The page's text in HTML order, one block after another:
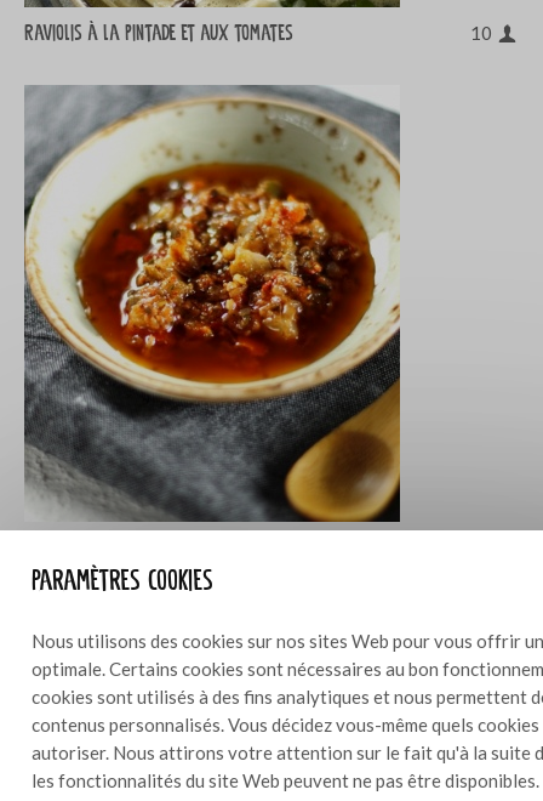
Paramètres cookies
Nous utilisons des cookies sur nos sites Web pour vous offrir
optimale. Certains cookies sont nécessaires au bon
cookies sont utilisés à des fins analytiques et nous permettent
contenus personnalisés. Vous décidez vous-même quels
autoriser. Nous attirons votre attention sur le fait qu'à la suite
les fonctionnalités du site Web peuvent ne pas être
Raviolis à la pintade et aux tomates 10